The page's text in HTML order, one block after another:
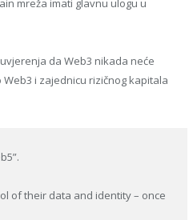
mreža imati glavnu ulogu u
da Web3 nikada neće
i zajednicu rizičnog kapitala
of their data and identity – once